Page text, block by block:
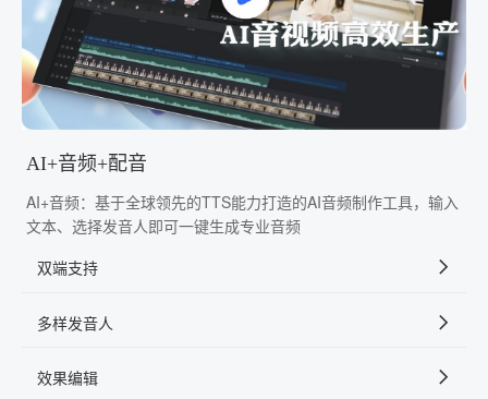
AI+音频+配音
AI+音频：基于全球领先的TTS能力打造的AI音频制作工具，输入
文本、选择发音人即可一键生成专业音频
双端支持
多样发音人
效果编辑